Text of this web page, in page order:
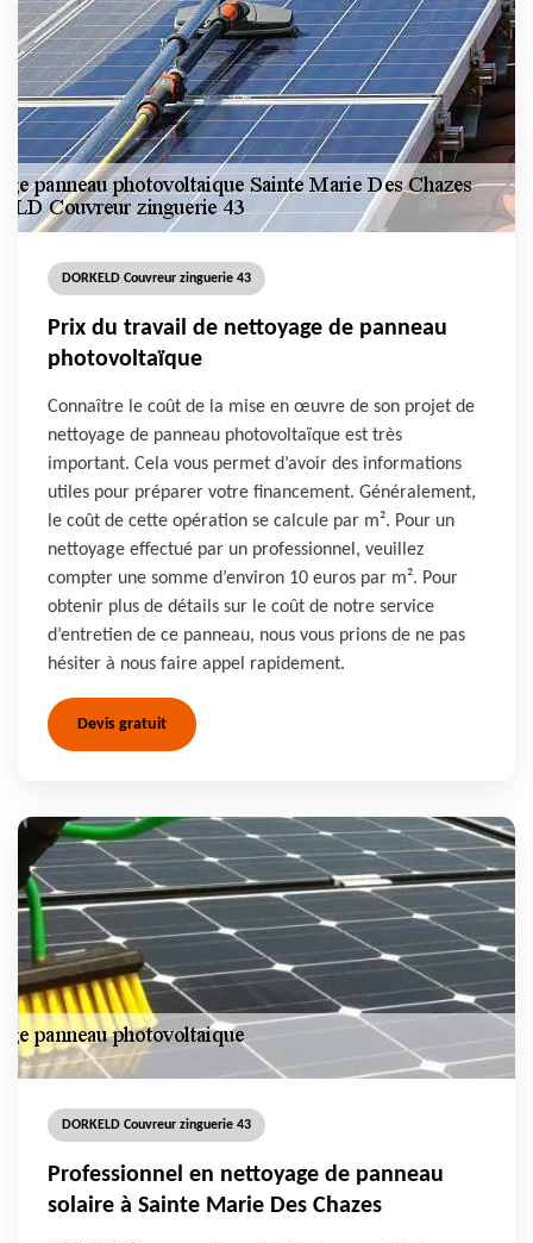
DORKELD Couvreur zinguerie 43
Prix du travail de nettoyage de panneau
photovoltaïque
Connaître le coût de la mise en œuvre de son projet de
nettoyage de panneau photovoltaïque est très
important. Cela vous permet d’avoir des informations
utiles pour préparer votre financement. Généralement,
le coût de cette opération se calcule par m². Pour un
nettoyage effectué par un professionnel, veuillez
compter une somme d’environ 10 euros par m². Pour
obtenir plus de détails sur le coût de notre service
d’entretien de ce panneau, nous vous prions de ne pas
hésiter à nous faire appel rapidement.
Devis gratuit
DORKELD Couvreur zinguerie 43
Professionnel en nettoyage de panneau
solaire à Sainte Marie Des Chazes